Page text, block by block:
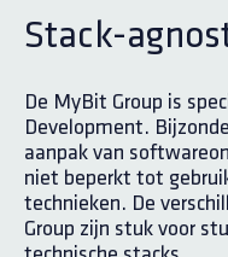
Stack-
De MyBit Group is
Development.
aanpak van
niet beperkt tot
technieken. De
Group zijn stuk voor